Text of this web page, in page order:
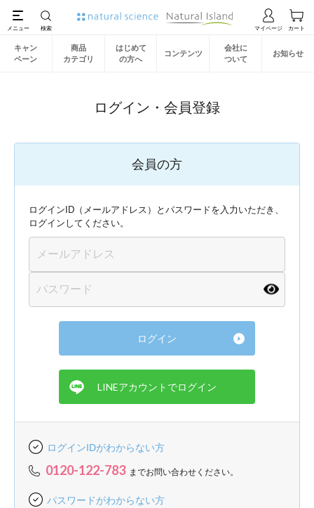
キャン
ペーン
商品
カテゴリ
はじめて
の方へ
コンテンツ
会社に
ついて
お知らせ
ログイン・会員登録
会員の方
ログインID（メールアドレス）とパスワードを入力いただき、
ログインしてください。
ログインIDがわからない方
0120-122-783 までお問い合わせください。
パスワードがわからない方